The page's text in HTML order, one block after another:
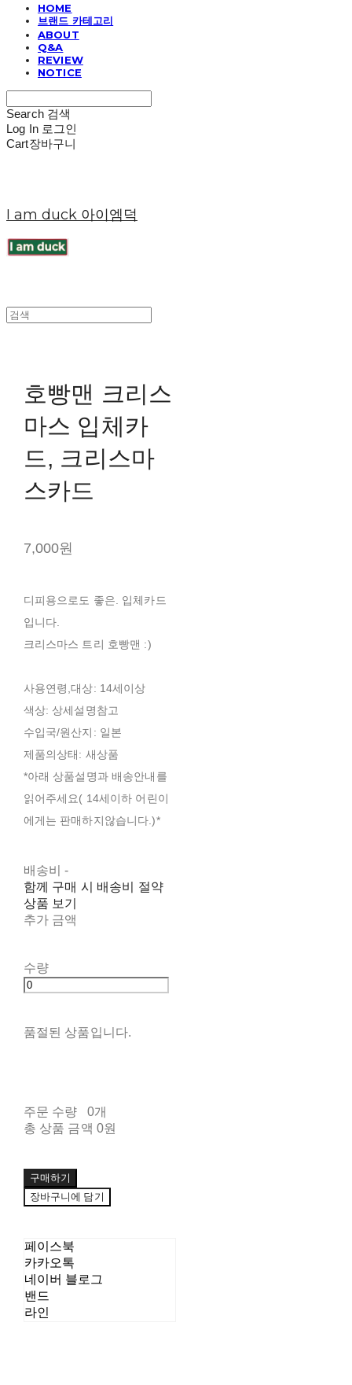
HOME
브랜드 카테고리
ABOUT
Q&A
REVIEW
NOTICE
Search 검색
Log In 로그인
Cart장바구니
I am duck 아이엠덕
호빵맨 크리스
마스 입체카
드, 크리스마
스카드
7,000원
디피용으로도 좋은. 입체카드
입니다.
크리스마스 트리 호빵맨 :)
사용연령,대상: 14세이상
색상: 상세설명참고
수입국/원산지: 일본
제품의상태: 새상품
*아래 상품설명과 배송안내를
읽어주세요( 14세이하 어린이
에게는 판매하지않습니다.)*
배송비-
함께 구매 시 배송비 절약
상품 보기
추가 금액
수량
품절된 상품입니다.
주문 수량
0개
총 상품 금액 0원
구매하기
장바구니에 담기
페이스북
카카오톡
네이버 블로그
밴드
라인